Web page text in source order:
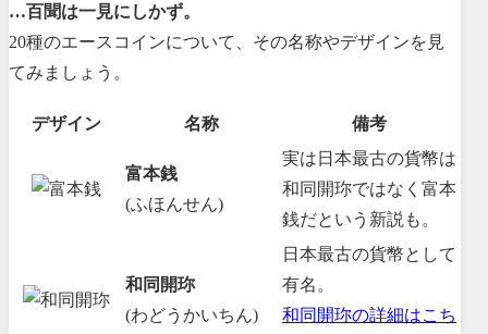
…百聞は一見にしかず。
20種のエースコインについて、その名称やデザインを見
てみましょう。
デザイン 名称 備考
富本銭
(ふほんせん)
実は日本最古の貨幣は
和同開珎ではなく富本
銭だという新説も。
和同開珎
(わどうかいちん)
日本最古の貨幣として
有名。
和同開珎の詳細はこち